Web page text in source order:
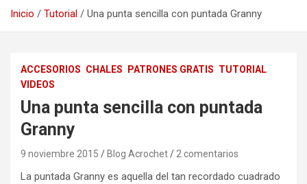
Inicio Tutorial Una punta sencilla con puntada Granny
ACCESORIOS CHALES PATRONES GRATIS TUTORIAL
VIDEOS
Una punta sencilla con puntada
Granny
9 noviembre 2015 Blog Acrochet 2 comentarios
La puntada Granny es aquella del tan recordado cuadrado